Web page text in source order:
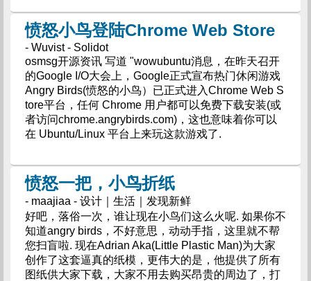
愤怒小鸟登陆Chrome Web Store
- Wuvist - Solidot
osmsg开源资讯 写道 "wowubuntu消息，在昨天召开
的Google I/O大会上，Google正式宣布热门休闲游戏
Angry Birds(愤怒的小鸟）已正式进入Chrome Web S
tore平台，任何 Chrome 用户都可以免费下载安装(或
者访问chrome.angrybirds.com)，这也意味着你可以
在 Ubuntu/Linux 平台上来玩这款游戏了.
愤怒一把，小鸟折纸
- maajiaa - 设计｜生活｜发现新鲜
好吧，落俗一次，谁让现在小鸟们这么火呢. 如果你不
知道angry birds，不好意思，动动手指，这里就不帮
您扫盲啦. 现在Adrian Aka(Little Plastic Man)为大家
创作了这套逼真的纸模，更伟大的是，他提供了所有
图纸供大家下载，大家不用去购买昂贵的周边了，打